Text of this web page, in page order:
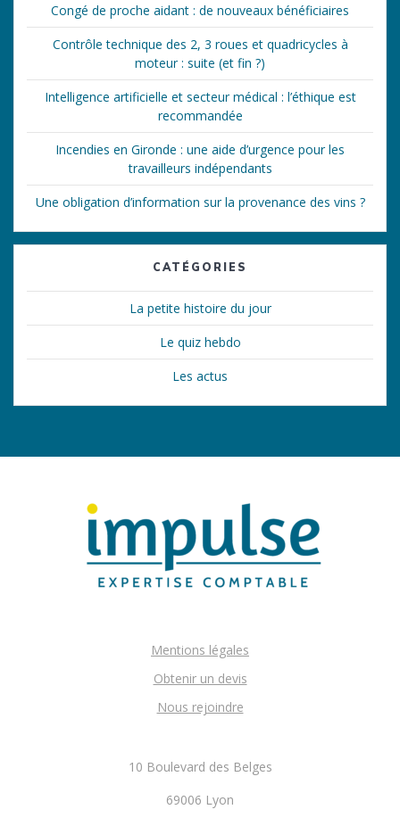
Congé de proche aidant : de nouveaux bénéficiaires
Contrôle technique des 2, 3 roues et quadricycles à
moteur : suite (et fin ?)
Intelligence artificielle et secteur médical : l’éthique est
recommandée
Incendies en Gironde : une aide d’urgence pour les
travailleurs indépendants
Une obligation d’information sur la provenance des vins ?
CATÉGORIES
La petite histoire du jour
Le quiz hebdo
Les actus
Mentions légales
Obtenir un devis
Nous rejoindre
10 Boulevard des Belges
69006 Lyon